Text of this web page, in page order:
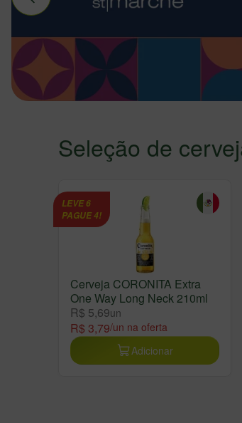
Seleção de
LEVE 6
PAGUE 4!
Cerveja CORONITA Extra
One Way Long Neck 210ml
R$ 5,69un
R$ 3,79/un na oferta
Adicionar